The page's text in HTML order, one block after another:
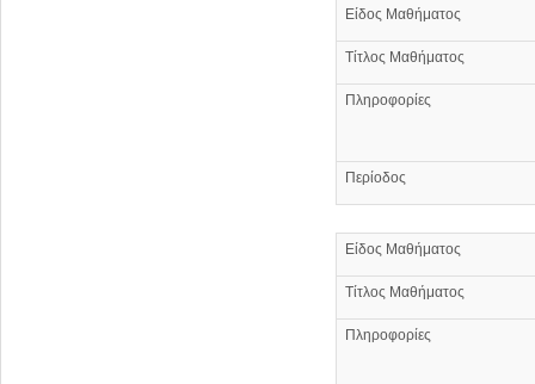
Είδος Μαθήματος
Τίτλος Μαθήματος
Πληροφορίες
Περίοδος
Είδος Μαθήματος
Τίτλος Μαθήματος
Πληροφορίες